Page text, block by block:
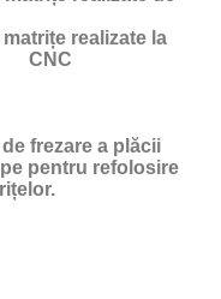
matrițe realizate la
CNC
frezare a plăcii
pentru refolosire